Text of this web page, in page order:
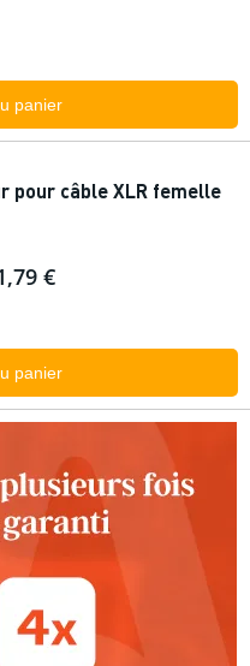
panier
pour câble XLR femelle
€
panier